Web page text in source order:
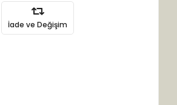
İade ve Değişim